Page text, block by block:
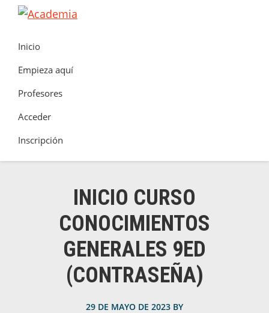
Saltar
principal
Saltar
contenido
Saltar
página
de
Seguretat
Incendis
Inicio
Empieza aquí
Profesores
Acceder
Inscripción
INICIO CURSO
CONOCIMIENTOS
GENERALES 9ED
(CONTRASEÑA)
29 DE MAYO DE 2023 BY